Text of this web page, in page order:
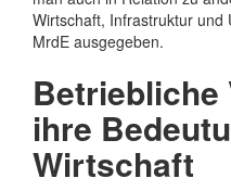
Wirtschaft, Infrastruktur
MrdE ausgegeben.
Betriebliche
ihre
Wirtschaft